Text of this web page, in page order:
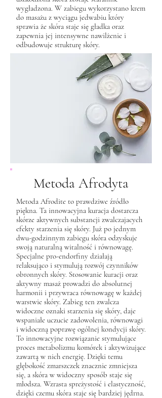
wygładzona. W zabiegu wykorzystano krem
do masażu z wyciągu jedwabiu który
sprawia że skóra staje się gładka oraz
zapewnia jej intensywne nawilżenie i
odbudowuje strukturę skóry.
Metoda Afrodyta
Metoda Afrodite to prawdziwe źródło
piękna. Ta innowacyjna kuracja dostarcza
skórze aktywnych substancji zwalczajacych
efekty starzenia się skóry. Już po jednym
dwu-godzinnym zabiegu skóra odzyskuje
swoją naturalną witalność i równowagę.
Specjalne pro-endorfiny działają
relaksująco i stymulują rozwój czynników
obronnych skóry. Stosowanie kuracji oraz
aktywny masaż prowadzi do absolutnej
harmonii i przywraca równowagę w każdej
warstwie skóry. Zabieg ten zwalcza
widoczne oznaki starzenia się skóry, daje
wspaniałe uczucie zadowolenia, równowagi
i widoczną poprawę ogólnej kondycji skóry.
To innowacyjne rozwiązanie stymulujące
proces metabolizmu komórek i aktywizujące
zawartą w nich energię. Dzięki temu
głębokość zmarszczek znacznie zmniejsza
się, a skóra w widoczny sposób staje się
młodsza. Wzrasta spreżystość i elastyczność,
dzięki czemu skóra staje się bardziej jędrna.